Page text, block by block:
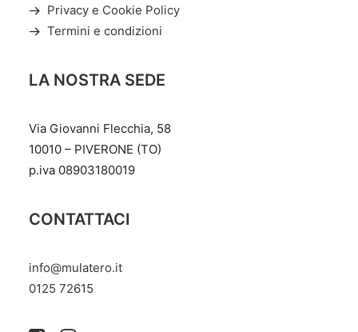
Privacy e Cookie Policy
Termini e condizioni
LA NOSTRA SEDE
Via Giovanni Flecchia, 58
10010 – PIVERONE (TO)
p.iva 08903180019
CONTATTACI
info@mulatero.it
‭0125 72615‬